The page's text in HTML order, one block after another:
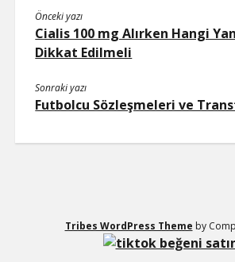
Önceki yazı
Cialis 100 mg Alırken Hangi
Dikkat Edilmeli
Sonraki yazı
Futbolcu Sözleşmeleri ve
Tribes WordPress Theme by